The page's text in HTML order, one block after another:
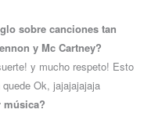
sobre canciones tan
y Mc Cartney?
y mucho respeto! Esto
Ok, jajajajajaja
música?